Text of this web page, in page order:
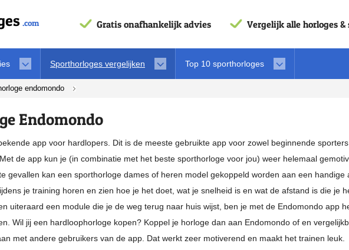
.com Vergelijk alle horloges &
Gratis onafhankelijk advies
Sporthorloges vergelijken Top 10 sporthorloges
endomondo
Endomondo
app voor hardlopers. Dit is de meeste gebruikte app voor zowel beginnende
de app kun je (in combinatie met het beste sporthorloge voor jou) weer helemaal
gevallen kan een sporthorloge dames of heren model gekoppeld worden aan een handige
je training horen en zien hoe je het doet, wat je snelheid is en wat de afstand is die je
uiteraard een module die je de weg terug naar huis wijst, ben je met de Endomondo app
Wil jij een hardloophorloge kopen? Koppel je horloge dan aan Endomondo of en
met andere gebruikers van de app. Dat werkt zeer motiverend en maakt het trainen leuk.